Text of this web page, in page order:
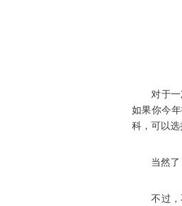
对于一次
如果你今
科，可以
当然了，
不过，不